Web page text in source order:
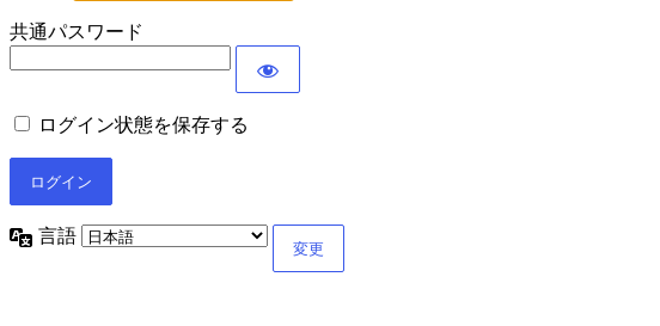
共通パスワード
ログイン状態を保存する
言語